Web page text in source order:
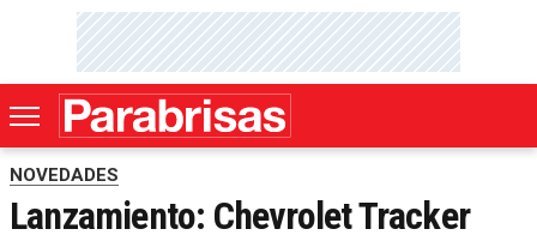
NOVEDADES
Lanzamiento: Chevrolet Tracker